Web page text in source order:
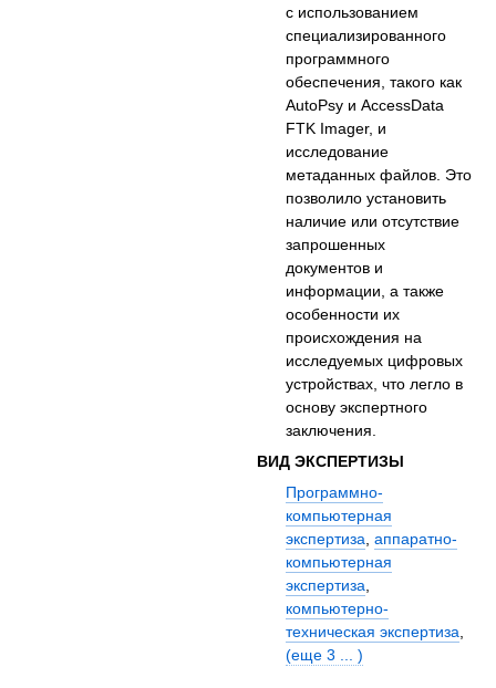
с использованием
специализированного
программного
обеспечения, такого как
AutoPsy и AccessData
FTK Imager, и
исследование
метаданных файлов. Это
позволило установить
наличие или отсутствие
запрошенных
документов и
информации, а также
особенности их
происхождения на
исследуемых цифровых
устройствах, что легло в
основу экспертного
заключения.
ВИД ЭКСПЕРТИЗЫ
Программно-
компьютерная
экспертиза,аппаратно-
компьютерная
экспертиза,
компьютерно-
техническая экспертиза,
(еще 3 ... )